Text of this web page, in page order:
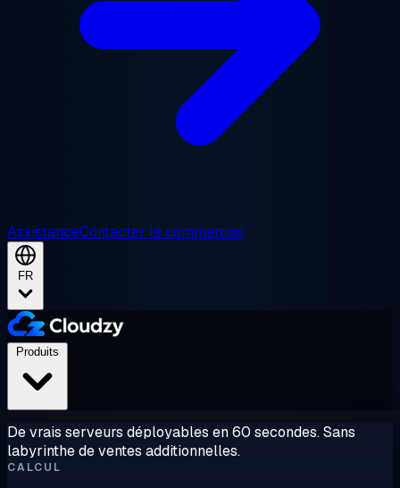
AssistanceContacter le commercial
FR
De vrais serveurs déployables en 60 secondes. Sans
labyrinthe de ventes additionnelles.
CALCUL